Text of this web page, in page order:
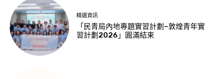
精選資訊
「民青局內地專題實習計劃–敦煌青年實
習計劃2026」圓滿結束